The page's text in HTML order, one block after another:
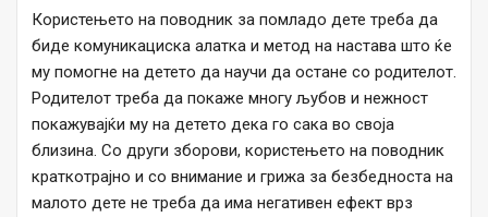
Користењето на поводник за помладо дете треба да
биде комуникациска алатка и метод на настава што ќе
му помогне на детето да научи да остане со родителот.
Родителот треба да покаже многу љубов и нежност
покажувајќи му на детето дека го сака во своја
близина. Со други зборови, користењето на поводник
краткотрајно и со внимание и грижа за безбедноста на
малото дете не треба да има негативен ефект врз